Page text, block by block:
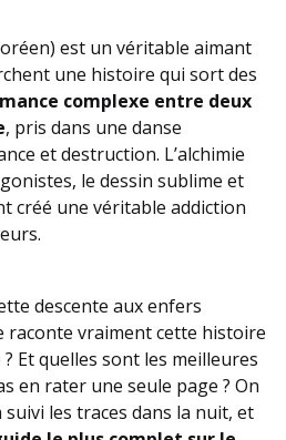
est un véritable aimant
une histoire qui sort des
complexe entre deux
, pris dans une danse
et destruction. L’alchimie
le dessin sublime et
créé une véritable addiction
descente aux enfers
raconte vraiment cette histoire
Et quelles sont les meilleures
en rater une seule page ? On
les traces dans la nuit, et